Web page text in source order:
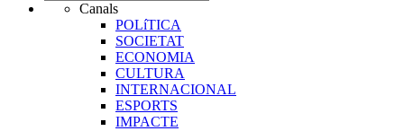
Canals
POLíTICA
SOCIETAT
ECONOMIA
CULTURA
INTERNACIONAL
ESPORTS
IMPACTE